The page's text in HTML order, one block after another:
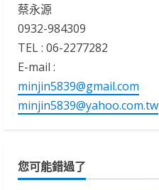
蔡永源
0932-984309
TEL : 06-2277282
E-mail :
minjin5839@gmail.com
minjin5839@yahoo.com.tw
您可能錯過了